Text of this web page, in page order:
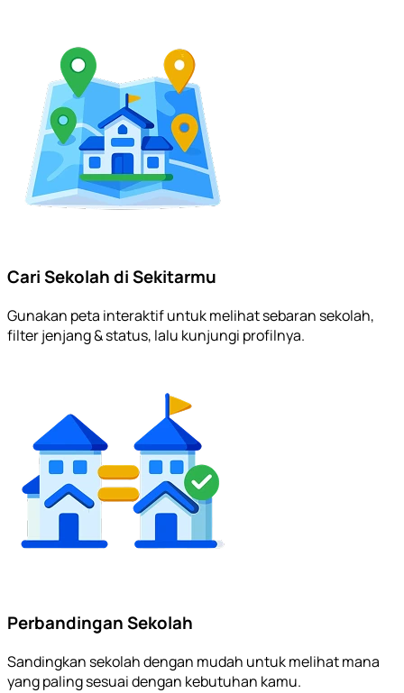
Cari Sekolah di Sekitarmu
Gunakan peta interaktif untuk melihat sebaran sekolah,
filter jenjang & status, lalu kunjungi profilnya.
Perbandingan Sekolah
Sandingkan sekolah dengan mudah untuk melihat mana
yang paling sesuai dengan kebutuhan kamu.